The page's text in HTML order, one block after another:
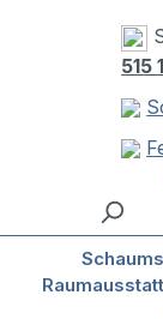
Zum
515